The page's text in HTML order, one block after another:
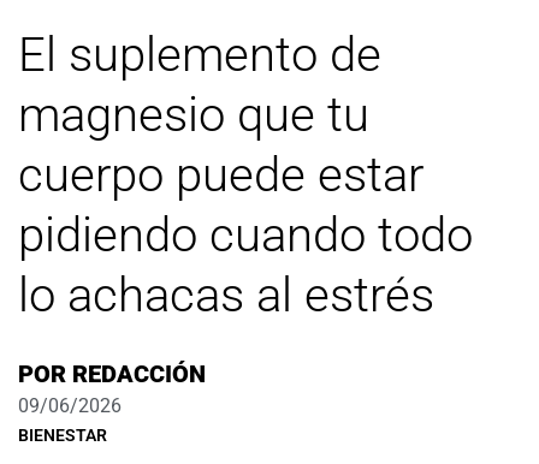
El suplemento de
magnesio que tu
cuerpo puede estar
pidiendo cuando todo
lo achacas al estrés
POR REDACCIÓN
09/06/2026
BIENESTAR